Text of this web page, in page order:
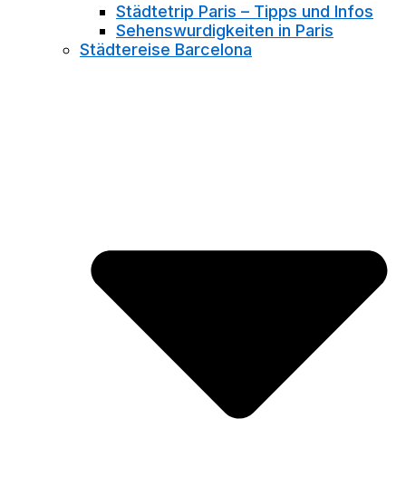
Städtetrip Paris – Tipps und Infos
Sehenswurdigkeiten in Paris
Städtereise Barcelona